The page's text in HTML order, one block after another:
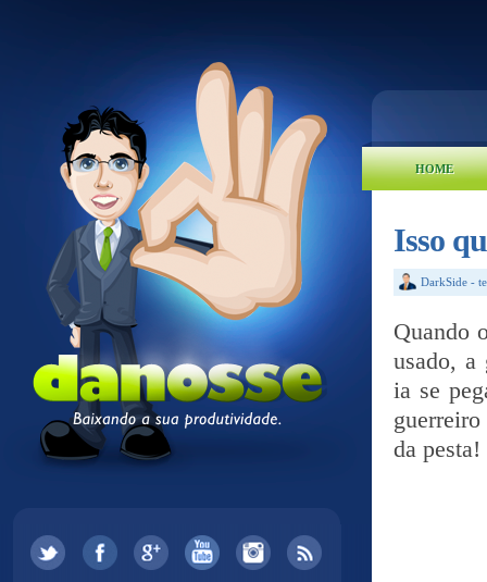
HOME
Isso
DarkSide -
Quando
usado, a
ia se
da pesta!